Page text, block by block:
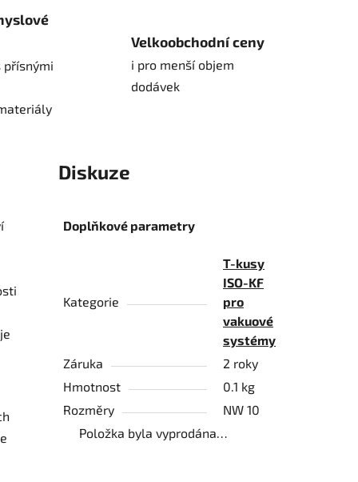
přísnými
Velkoobchodní ceny
i pro menší objem
dodávek
Diskuze
Doplňkové parametry
Kategorie
T-kusy
ISO-KF
pro
vakuové
systémy
Záruka
2 roky
Hmotnost
0.1 kg
Rozměry
NW 10
Položka byla vyprodána…